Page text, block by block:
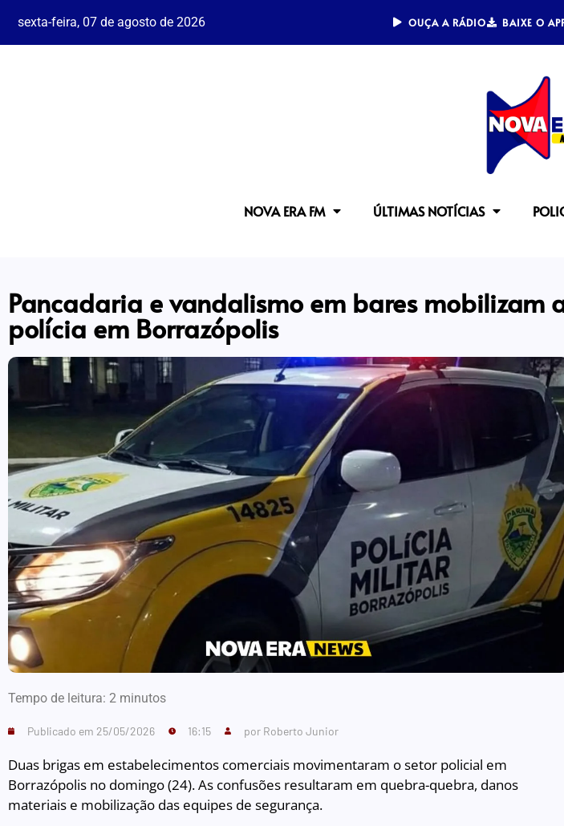
sexta-feira, 07 de agosto de 2026 OUÇA A RÁDIO BAIXE O
NOVA ERA FM ÚLTIMAS NOTÍCIAS
Pancadaria e vandalismo em bares mobilizam
polícia em Borrazópolis
Tempo de leitura: 2 minutos
Publicado em 25/05/2026 16:15 por Roberto Junior
Duas brigas em estabelecimentos comerciais movimentaram o setor policial em
Borrazópolis no domingo (24). As confusões resultaram em quebra-quebra, danos
materiais e mobilização das equipes de segurança.